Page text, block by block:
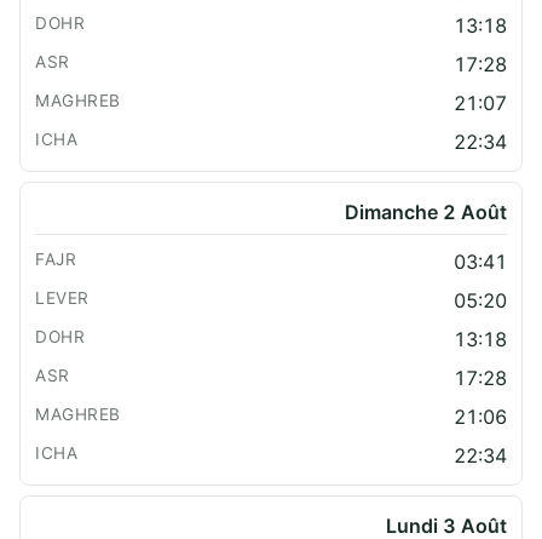
13:18
17:28
21:07
22:34
Dimanche 2 Août
03:41
05:20
13:18
17:28
21:06
22:34
Lundi 3 Août